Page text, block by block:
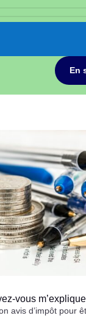
En
vous
avis d’impôt pour